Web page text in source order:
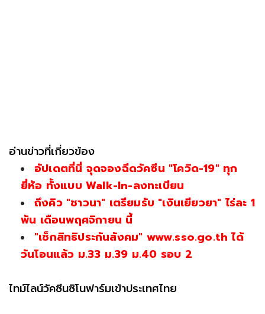
อ่านข่าวที่เกี่ยวข้อง
อัปเดตที่นี่ จุดจองฉีดวัคซีน "โควิด-19" ทุก
ยี่ห้อ ทั้งแบบ Walk-In-ลงทะเบียน
ถึงคิว "ชาวนา" เตรียมรับ "เงินเยียวยา" ไร่ละ 1
พัน เดือนพฤศจิกายน นี้
"เช็กสิทธิประกันสังคม" www.sso.go.th ได้
วันโอนแล้ว ม.33 ม.39 ม.40 รอบ 2
ไทม์ไลน์วัคซีนซิโนฟาร์มเข้าประเทศไทย